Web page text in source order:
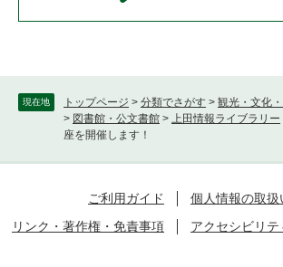
現在地 トップページ > 分類でさがす > 観光・文化
> 図書館・公文書館 > 上田情報ライブラリー
座を開催します！
ご利用ガイド
個人情報の取扱
リンク・著作権・免責事項
アクセシビリテ